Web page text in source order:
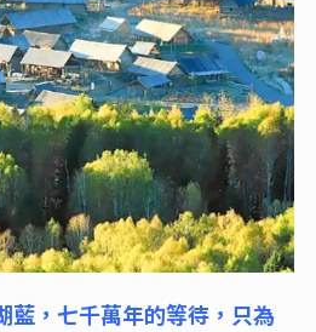
藍，七千萬年的等待，只為